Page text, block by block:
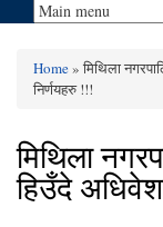
You are here
Home» मिथिला
निर्णयहरु !!!
मिथिला
हिउँदे